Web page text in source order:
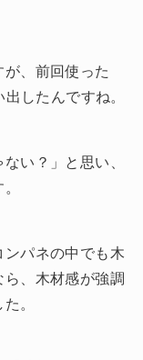
、前回使った
したんですね。
い？」と思い、
ンパネの中でも木
ら、木材感が強調
。